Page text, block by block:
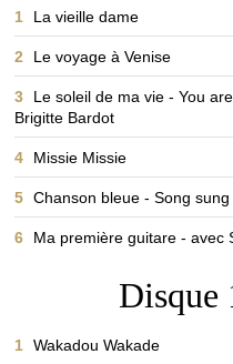
1 La vieille dame
2 Le voyage à Venise
3
Le soleil de ma vie - You
Brigitte Bardot
4 Missie Missie
5 Chanson bleue - Song sung
6 Ma première guitare - avec
Disque
1 Wakadou Wakade